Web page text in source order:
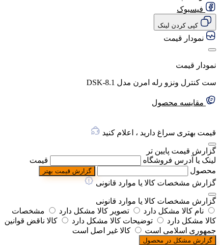
فیسبوک
کپی کردن لینک
نمودار قیمت
نمودار قیمت
ست کنترل ونزو رله امرن مدل DSK-8.1
مقایسه محصول
قیمت بهتری سراغ دارید ، اعلام کنید
گزارش قیمت پایین تر
لینک یا آدرس فروشگاه
قیمت
محصول
گزارش قیمت بهتر
گزارش مشخصات کالا یا موارد قانونی
گزارش مشخصات کالا یا موارد قانونی
نام کالا مشکل دارد
تصویر کالا مشکل دارد
مشخصات
کالا مشکل دارد
توضیحات کالا مشکل دارد
کالا ناقض قوانین
جمهوری اسلامی است
کالا غیر اصل است
گزارش مشکل در محصول